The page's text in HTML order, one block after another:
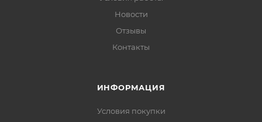
Новости
Отзывы
Контакты
ИНФОРМАЦИЯ
Условия покупки